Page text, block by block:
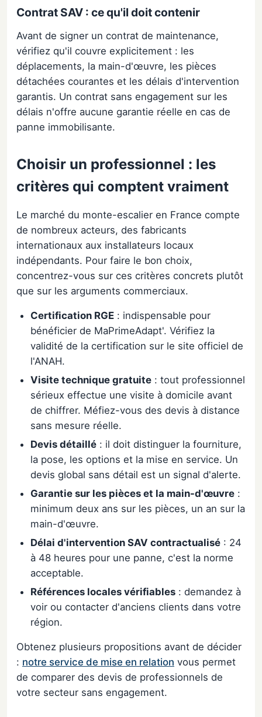
Contrat SAV : ce qu'il doit contenir
Avant de signer un contrat de maintenance,
vérifiez qu'il couvre explicitement : les
déplacements, la main-d'œuvre, les pièces
détachées courantes et les délais d'intervention
garantis. Un contrat sans engagement sur les
délais n'offre aucune garantie réelle en cas de
panne immobilisante.
Choisir un professionnel : les
critères qui comptent vraiment
Le marché du monte-escalier en France compte
de nombreux acteurs, des fabricants
internationaux aux installateurs locaux
indépendants. Pour faire le bon choix,
concentrez-vous sur ces critères concrets plutôt
que sur les arguments commerciaux.
Certification RGE : indispensable pour
bénéficier de MaPrimeAdapt'. Vérifiez la
validité de la certification sur le site officiel de
l'ANAH.
Visite technique gratuite : tout professionnel
sérieux effectue une visite à domicile avant
de chiffrer. Méfiez-vous des devis à distance
sans mesure réelle.
Devis détaillé : il doit distinguer la fourniture,
la pose, les options et la mise en service. Un
devis global sans détail est un signal d'alerte.
Garantie sur les pièces et la main-d'œuvre :
minimum deux ans sur les pièces, un an sur la
main-d'œuvre.
Délai d'intervention SAV contractualisé : 24
à 48 heures pour une panne, c'est la norme
acceptable.
Références locales vérifiables : demandez à
voir ou contacter d'anciens clients dans votre
région.
Obtenez plusieurs propositions avant de décider
: notre service de mise en relation vous permet
de comparer des devis de professionnels de
votre secteur sans engagement.